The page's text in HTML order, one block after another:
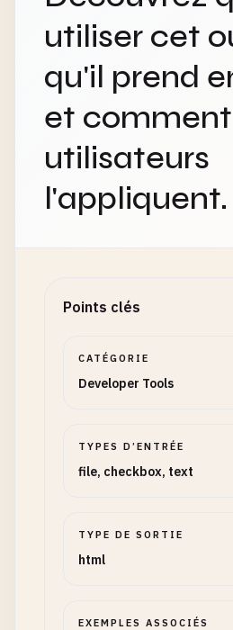
utiliser cet
qu'il prend
et
utilisateurs
l'appliquent.
Points clés
CATÉGORIE
Developer Tools
TYPES D’ENTRÉE
file, checkbox, text
TYPE DE SORTIE
html
EXEMPLES ASSOCIÉS